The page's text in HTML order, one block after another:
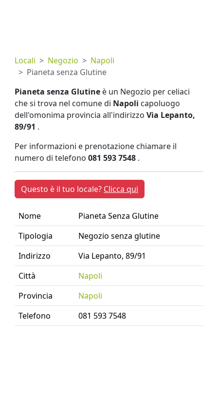
Locali Negozio
Napoli
Pianeta senza Glutine
Pianeta senza Glutine è un Negozio per celiaci
che si trova nel comune di Napoli capoluogo
dell'omonima provincia all'indirizzo Via Lepanto,
89/91 .
Per informazioni e prenotazione chiamare il
numero di telefono 081 593 7548 .
Questo è il tuo locale? Clicca qui
Nome
Pianeta Senza Glutine
Tipologia
Negozio senza glutine
Indirizzo
Via Lepanto, 89/91
Città
Napoli
Provincia
Napoli
Telefono
081 593 7548